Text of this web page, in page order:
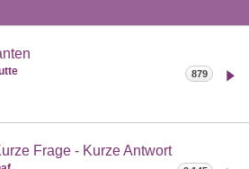
879
Frage - Kurze Antwort